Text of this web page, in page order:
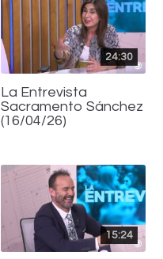
24:30
La Entrevista
Sacramento Sánchez
(16/04/26)
15:24